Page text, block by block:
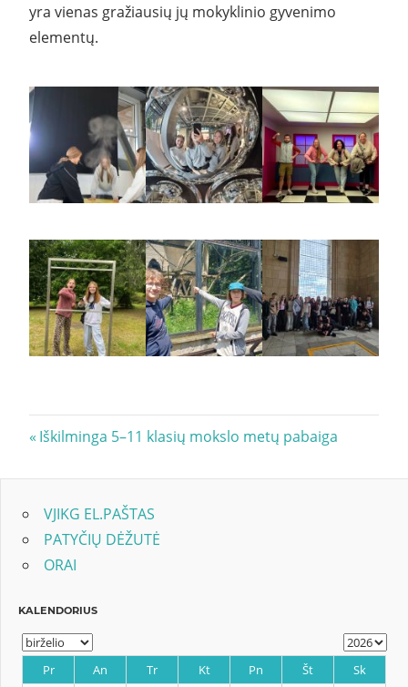
yra vienas gražiausių jų mokyklinio gyvenimo
elementų.
Navigacija
tarp
įrašų
Previous
Iškilminga 5–11 klasių mokslo metų pabaiga
VJIKG EL.PAŠTAS
PATYČIŲ DĖŽUTĖ
ORAI